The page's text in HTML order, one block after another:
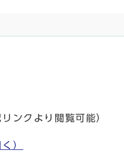
ンクより閲覧可能）
）